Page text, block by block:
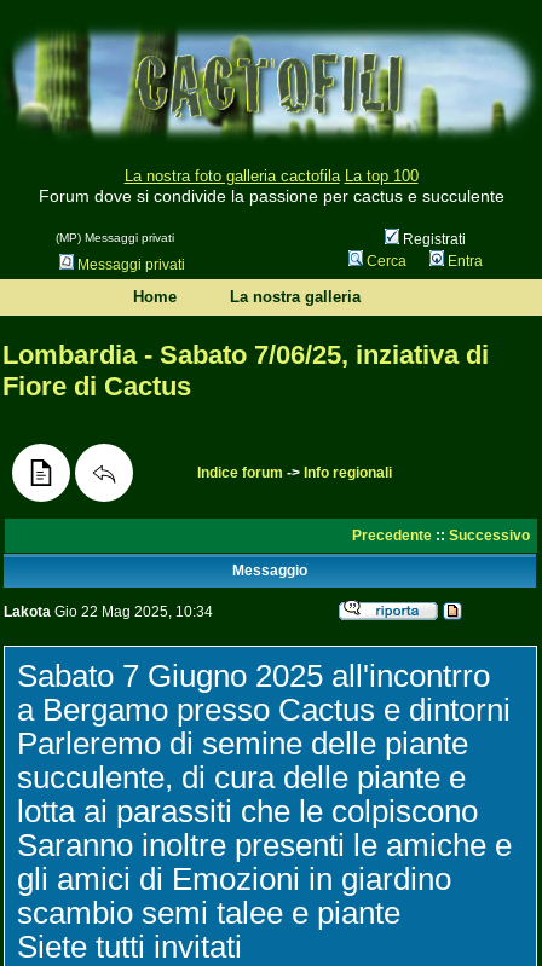
La nostra foto galleria cactofila La top 100
Forum dove si condivide la passione per cactus e succulente
(MP) Messaggi privati
Registrati
Messaggi privati
Cerca Entra
Home La nostra galleria
Lombardia - Sabato 7/06/25, inziativa di
Fiore di Cactus
Indice forum -> Info regionali
Precedente :: Successivo
Messaggio
Lakota Gio 22 Mag 2025, 10:34
Sabato 7 Giugno 2025 all'incontrro
a Bergamo presso Cactus e dintorni
Parleremo di semine delle piante
succulente, di cura delle piante e
lotta ai parassiti che le colpiscono
Saranno inoltre presenti le amiche e
gli amici di Emozioni in giardino
scambio semi talee e piante
Siete tutti invitati